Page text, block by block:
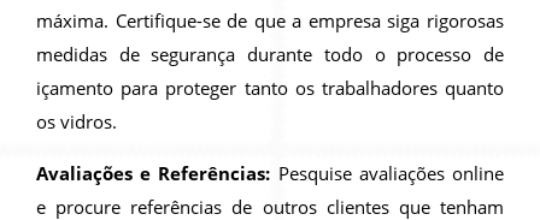
máxima. Certifique-se de que a empresa siga rigorosas
medidas de segurança durante todo o processo de
içamento para proteger tanto os trabalhadores quanto
os vidros.
Avaliações e Referências: Pesquise avaliações online
e procure referências de outros clientes que tenham